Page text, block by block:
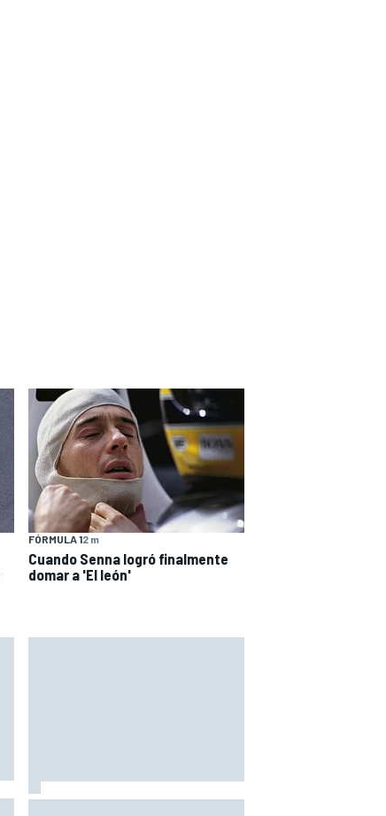
FÓRMULA 12 m
Cuando Senna logró finalmente
domar a 'El león'